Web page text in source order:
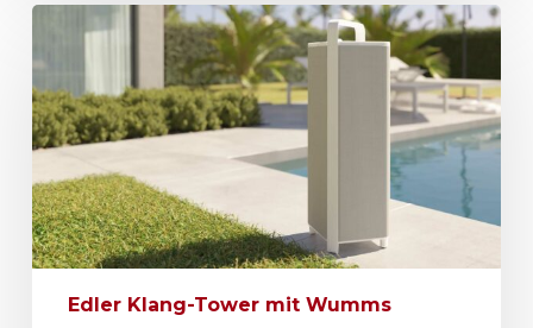
Edler Klang-Tower mit Wumms